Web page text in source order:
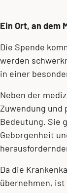
Ein Ort, an dem
Die Spende
werden
in einer
Neben der
Zuwendung und
Bedeutung. Sie
Geborgenheit
Da die
übernehmen,